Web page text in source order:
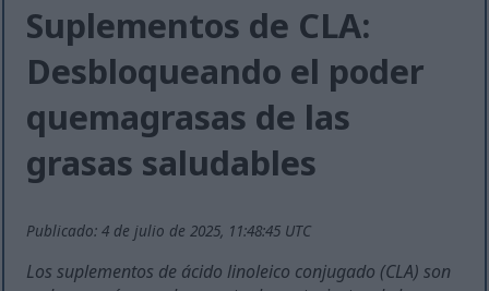
Suplementos de CLA:
Desbloqueando el poder
quemagrasas de las
grasas saludables
Publicado: 4 de julio de 2025, 11:48:45 UTC
Los suplementos de ácido linoleico conjugado (CLA) son